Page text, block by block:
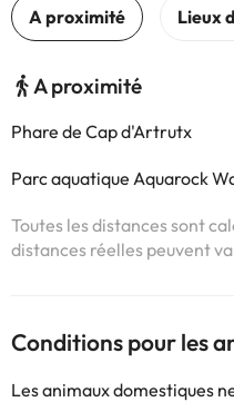
A proximité
Phare de Cap d'Artrutx
Parc aquatique Aquarock
Toutes les distances sont
distances réelles peuvent
Conditions pour les
Les animaux domestiques